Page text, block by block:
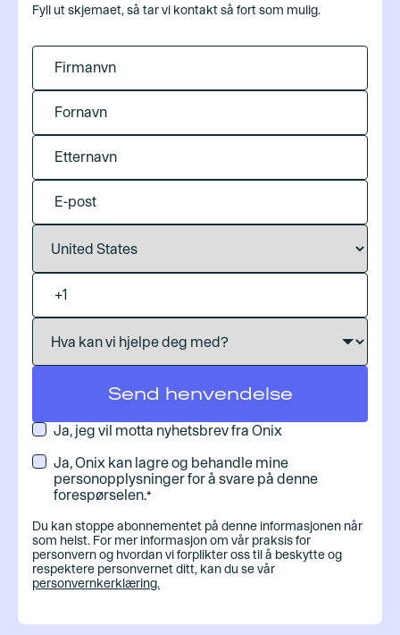
Fyll ut skjemaet, så tar vi kontakt så fort som mulig.
Ja, jeg vil motta nyhetsbrev fra Onix
Ja, Onix kan lagre og behandle mine
personopplysninger for å svare på denne
forespørselen.*
Du kan stoppe abonnementet på denne informasjonen når
som helst. For mer informasjon om vår praksis for
personvern og hvordan vi forplikter oss til å beskytte og
respektere personvernet ditt, kan du se vår
personvernkerklæring.